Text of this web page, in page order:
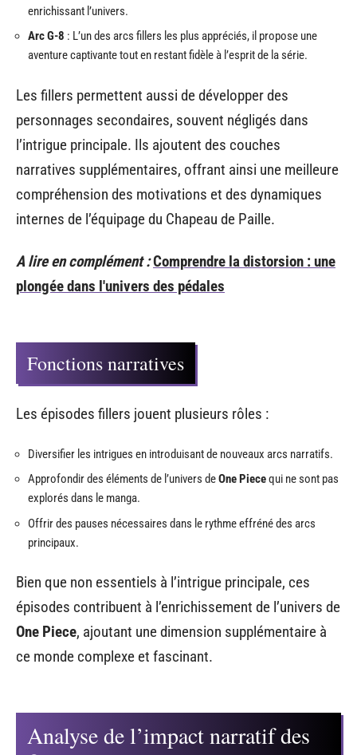
enrichissant l’univers.
Arc G-8 : L’un des arcs fillers les plus appréciés, il propose une
aventure captivante tout en restant fidèle à l’esprit de la série.
Les fillers permettent aussi de développer des
personnages secondaires, souvent négligés dans
l’intrigue principale. Ils ajoutent des couches
narratives supplémentaires, offrant ainsi une meilleure
compréhension des motivations et des dynamiques
internes de l’équipage du Chapeau de Paille.
A lire en complément :Comprendre la distorsion : une
plongée dans l'univers des pédales
Fonctions narratives
Les épisodes fillers jouent plusieurs rôles :
Diversifier les intrigues en introduisant de nouveaux arcs narratifs.
Approfondir des éléments de l’univers deOne Piecequi ne sont pas
explorés dans le manga.
Offrir des pauses nécessaires dans le rythme effréné des arcs
principaux.
Bien que non essentiels à l’intrigue principale, ces
épisodes contribuent à l’enrichissement de l’univers de
One Piece, ajoutant une dimension supplémentaire à
ce monde complexe et fascinant.
Analyse de l’impact narratif des